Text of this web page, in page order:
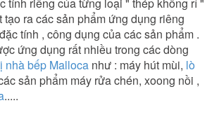
tạo ra các sản phẩm ứng dụng riêng
tính , công dụng của các sản phẩm .
ứng dụng rất nhiều trong các dòng
nhà bếp Malloca như : máy hút mùi, lò
sản phẩm máy rửa chén, xoong nồi ,
.....